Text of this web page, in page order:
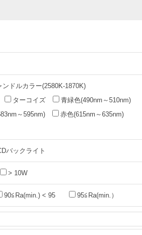
ンドルカラー(2580K-1870K)
ターコイズ
青緑色(490nm～510nm)
～595nm)
赤色(615nm～635nm)
バックライト
> 10W
90≦Ra(min.) < 95 95≦Ra(min.）